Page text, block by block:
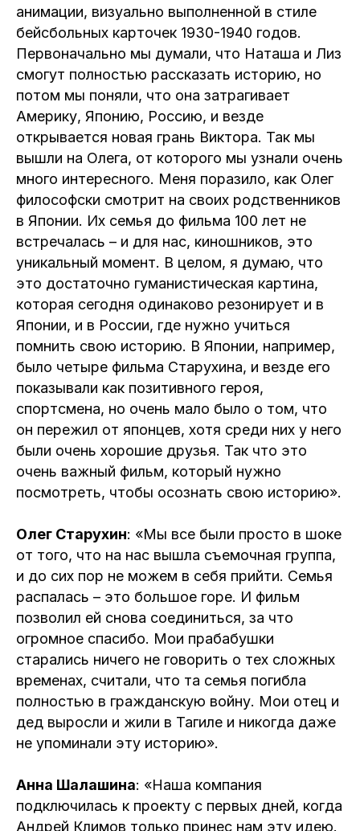
анимации, визуально выполненной в стиле
бейсбольных карточек 1930-1940 годов.
Первоначально мы думали, что Наташа и Лиз
смогут полностью рассказать историю, но
потом мы поняли, что она затрагивает
Америку, Японию, Россию, и везде
открывается новая грань Виктора. Так мы
вышли на Олега, от которого мы узнали очень
много интересного. Меня поразило, как Олег
философски смотрит на своих родственников
в Японии. Их семья до фильма 100 лет не
встречалась – и для нас, киношников, это
уникальный момент. В целом, я думаю, что
это достаточно гуманистическая картина,
которая сегодня одинаково резонирует и в
Японии, и в России, где нужно учиться
помнить свою историю. В Японии, например,
было четыре фильма Старухина, и везде его
показывали как позитивного героя,
спортсмена, но очень мало было о том, что
он пережил от японцев, хотя среди них у него
были очень хорошие друзья. Так что это
очень важный фильм, который нужно
посмотреть, чтобы осознать свою историю».
Олег Старухин: «Мы все были просто в шоке
от того, что на нас вышла съемочная группа,
и до сих пор не можем в себя прийти. Семья
распалась – это большое горе. И фильм
позволил ей снова соединиться, за что
огромное спасибо. Мои прабабушки
старались ничего не говорить о тех сложных
временах, считали, что та семья погибла
полностью в гражданскую войну. Мои отец и
дед выросли и жили в Тагиле и никогда даже
не упоминали эту историю».
Анна Шалашина: «Наша компания
подключилась к проекту с первых дней, когда
Андрей Климов только принес нам эту идею.